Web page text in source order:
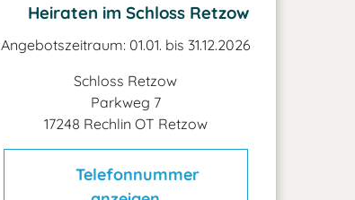
Heiraten im Schloss Retzow
Angebotszeitraum: 01.01. bis 31.12.2026
Schloss Retzow
Parkweg 7
17248 Rechlin OT Retzow
Telefonnummer